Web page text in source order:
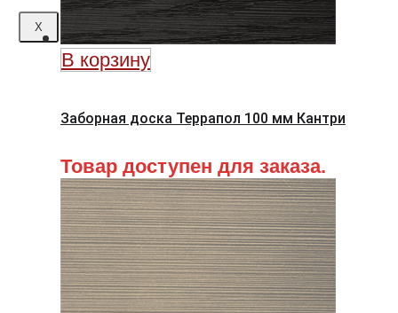
X
В корзину
Заборная доска Террапол 100 мм Кантри
Товар доступен для заказа.